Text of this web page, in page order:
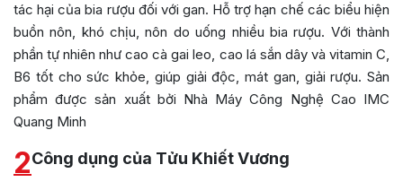
tác hại của bia rượu đối với gan. Hỗ trợ hạn chế các biểu hiện
buồn nôn, khó chịu, nôn do uống nhiều bia rượu. Với thành
phần tự nhiên như cao cà gai leo, cao lá sắn dây và vitamin C,
B6 tốt cho sức khỏe, giúp giải độc, mát gan, giải rượu. Sản
phẩm được sản xuất bởi Nhà Máy Công Nghệ Cao IMC
Quang Minh
2Công dụng của Tửu Khiết Vương